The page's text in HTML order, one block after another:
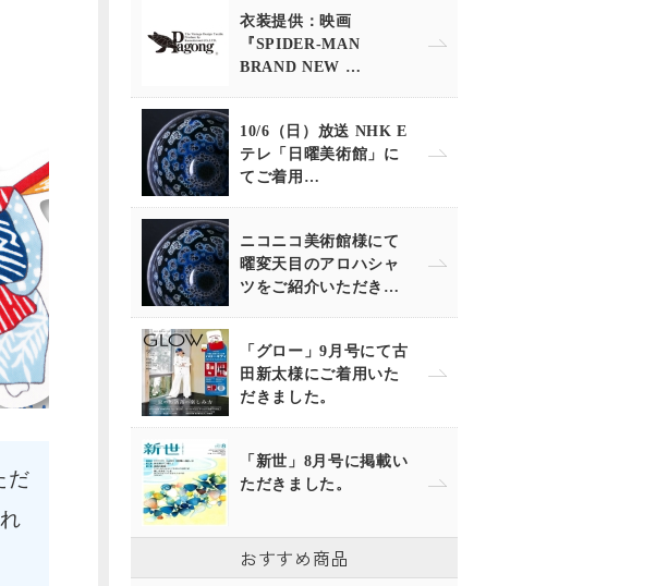
だ
衣装提供：映画
『SPIDER-MAN
BRAND NEW …
10/6（日）放送 NHK E
テレ「日曜美術館」に
てご着用…
ニコニコ美術館様にて
曜変天目のアロハシャ
ツをご紹介いただき…
「グロー」9月号にて古
田新太様にご着用いた
だきました。
「新世」8月号に掲載い
ただきました。
おすすめ商品